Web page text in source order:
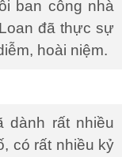
ban công nhà
đã thực sự
hoài niệm.
dành rất nhiều
có rất nhiều kỷ